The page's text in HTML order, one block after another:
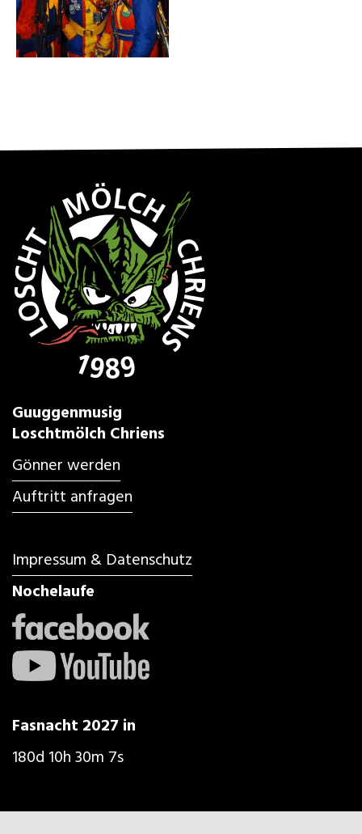
Guuggenmusig
Loschtmölch Chriens
Gönner werden
Auftritt anfragen
Impressum & Datenschutz
Nochelaufe
Fasnacht 2027 in
180d 10h 30m 5s